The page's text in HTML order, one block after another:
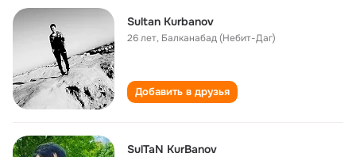
Sultan Kurbanov
26 лет, Балканабад (Небит-Даг)
Добавить в друзья
SulTaN KurBanov